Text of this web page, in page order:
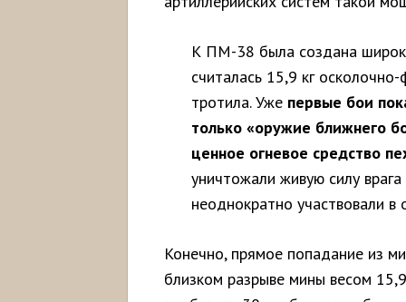
К ПМ-38 была создана
считалась 15,9 кг
тротила. Уже первые бои
только «оружие ближнего
ценное огневое средство
уничтожали живую силу
неоднократно участвовали в
Конечно, прямое попадание из
близком разрыве мины весом